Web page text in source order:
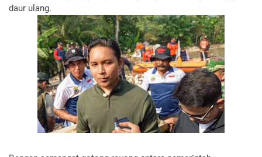
daur ulang.